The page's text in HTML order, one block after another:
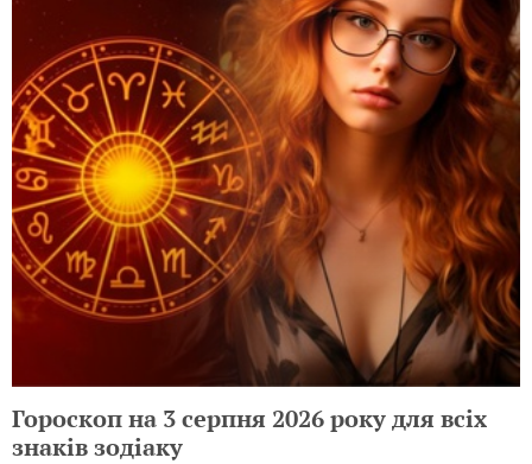
Гороскоп на 3 серпня 2026 року для всіх
знаків зодіаку